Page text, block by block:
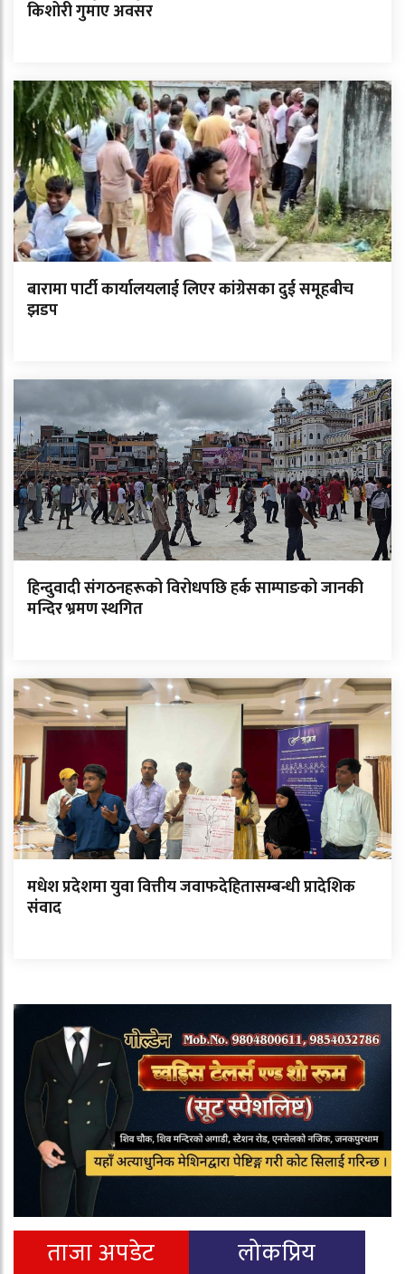
किशोरी गुमाए अवसर
बारामा पार्टी कार्यालयलाई लिएर कांग्रेसका दुई समूहबीच
झडप
हिन्दुवादी संगठनहरूको विरोधपछि हर्क साम्पाङको जानकी
मन्दिर भ्रमण स्थगित
मधेश प्रदेशमा युवा वित्तीय जवाफदेहितासम्बन्धी प्रादेशिक
संवाद
ताजा अपडेट लोकप्रिय